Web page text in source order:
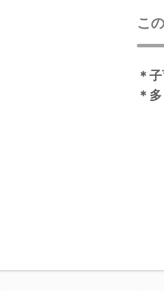
こ
＊
＊